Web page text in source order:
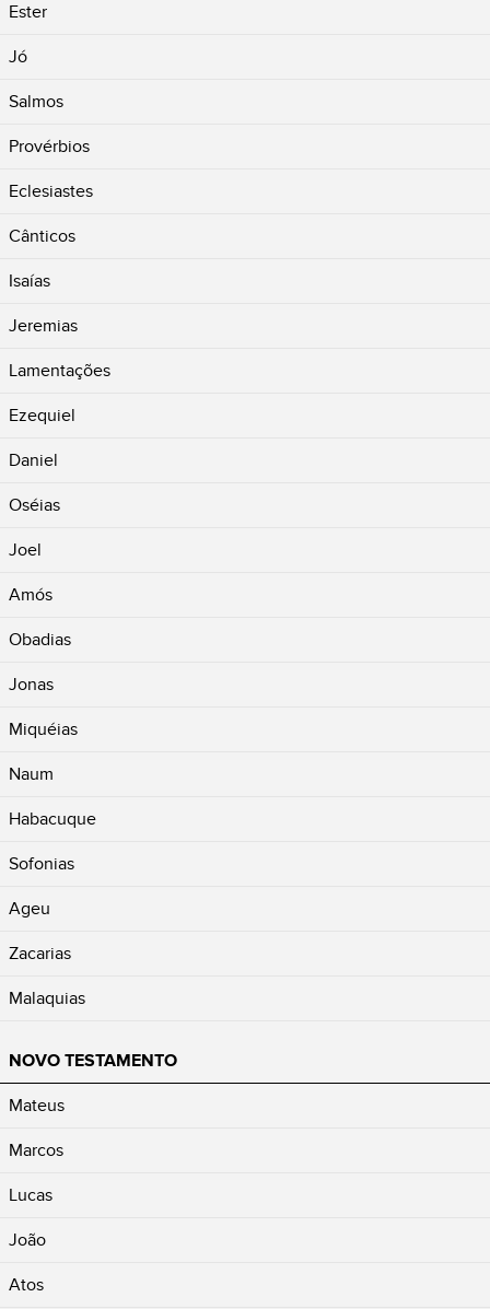
Ester
Jó
Salmos
Provérbios
Eclesiastes
Cânticos
Isaías
Jeremias
Lamentações
Ezequiel
Daniel
Oséias
Joel
Amós
Obadias
Jonas
Miquéias
Naum
Habacuque
Sofonias
Ageu
Zacarias
Malaquias
NOVO TESTAMENTO
Mateus
Marcos
Lucas
João
Atos